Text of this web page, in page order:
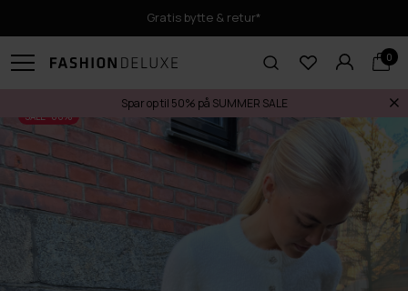
Gratis bytte & retur*
0
Spar op til 50% på SUMMER SALE
SALE -60%